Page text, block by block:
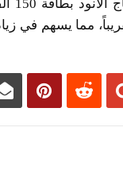
مما يسهم في